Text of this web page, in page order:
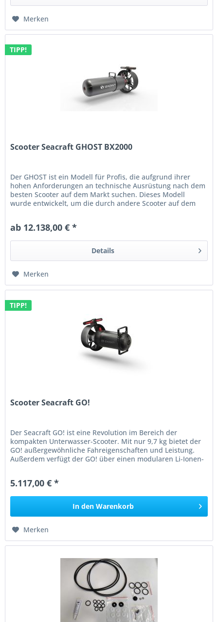
Merken
TIPP!
Scooter Seacraft GHOST BX2000
Der GHOST ist ein Modell für Profis, die aufgrund ihrer
hohen Anforderungen an technische Ausrüstung nach dem
besten Scooter auf dem Markt suchen. Dieses Modell
wurde entwickelt, um die durch andere Scooter auf dem
ab 12.138,00 € *
Details
Merken
TIPP!
Scooter Seacraft GO!
Der Seacraft GO! ist eine Revolution im Bereich der
kompakten Unterwasser-Scooter. Mit nur 9,7 kg bietet der
GO! außergewöhnliche Fahreigenschaften und Leistung.
Außerdem verfügt der GO! über einen modularen Li-Ionen-
5.117,00 € *
In den Warenkorb
Merken